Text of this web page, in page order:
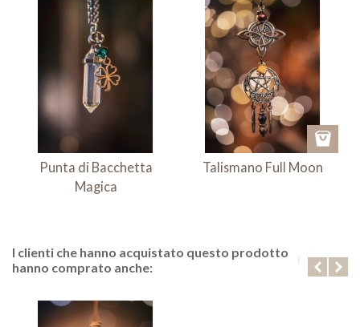
Punta di Bacchetta
Magica
Talismano Full Moon
I clienti che hanno acquistato questo prodotto
hanno comprato anche: